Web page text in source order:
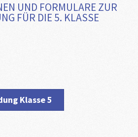
UND FORMULARE ZUR
FÜR DIE 5. KLASSE
Klasse 5